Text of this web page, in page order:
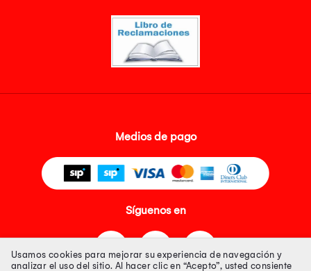
Medios de pago
Síguenos en
Usamos cookies para mejorar su experiencia de navegación y
analizar el uso del sitio. Al hacer clic en “Acepto”, usted consiente